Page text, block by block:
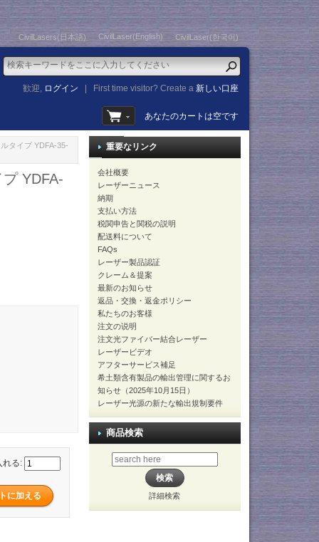
CivilLasers(日本語) CivilLaser(English) CivilLaser(한국어)
歓迎, ログイン First time visitor? Create a新しい口座
あなたのカートは空です
タイプ YDFA-35-
YDFA-
れる:
重要なリンク
会社概要
レーザーニュース
納期
支払い方法
税関申告と関税の説明
配送料について
FAQs
レーザー製品認証
クレーム＆提案
最新のお知らせ
返品・交換・返金ポリシー
私たちのお客様
注文の说明
注文光ファイバー結合レーザー
レーザービデオ
アフターサービス補足
希土類含有製品の輸出管理に関するお
知らせ（2025年10月15日）
レーザー光源の新たな輸出規制要件
商品検索
詳細検索